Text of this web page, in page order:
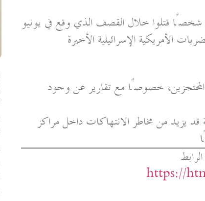
في المقابل، قالت السلطات الإيرانية إن أكثر من 70 شخصًا قتلوا خلال القصف الذي وقع في يونيو
الأمريكية الإسرائيلية الأخيرة
خصوصًا مع تقارير عن وجود
قد يزيد من مخاطر الانتهاكات داخل مراكز
https://